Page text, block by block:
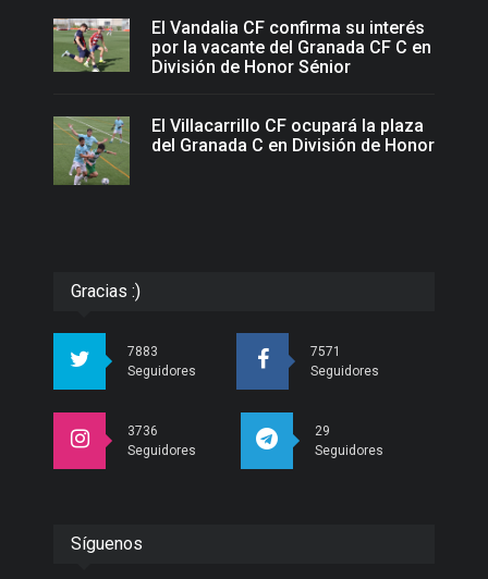
El Vandalia CF confirma su interés
por la vacante del Granada CF C en
División de Honor Sénior
El Villacarrillo CF ocupará la plaza
del Granada C en División de Honor
Gracias :)
7883
Seguidores
7571
Seguidores
3736
Seguidores
29
Seguidores
Síguenos